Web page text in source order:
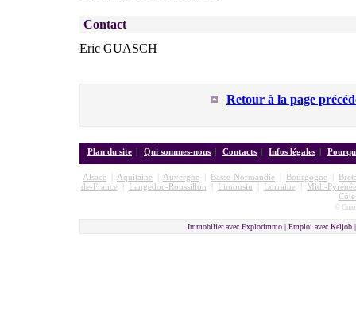
Contact
Eric GUASCH
Retour à la page
Plan du site | Qui sommes-nous | Contacts | Infos légales |
Alsace Aquitaine Auvergne Basse-Normandie Bourgogne
de-France| Langedoc-Roussillon Limousin Lorraine|
Midi-
©
Immobilier avec Explorimmo | Emploi avec Keljob